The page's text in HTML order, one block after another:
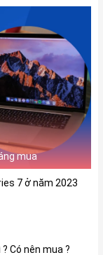
mua
7 ở năm 2023
Có nên mua ?